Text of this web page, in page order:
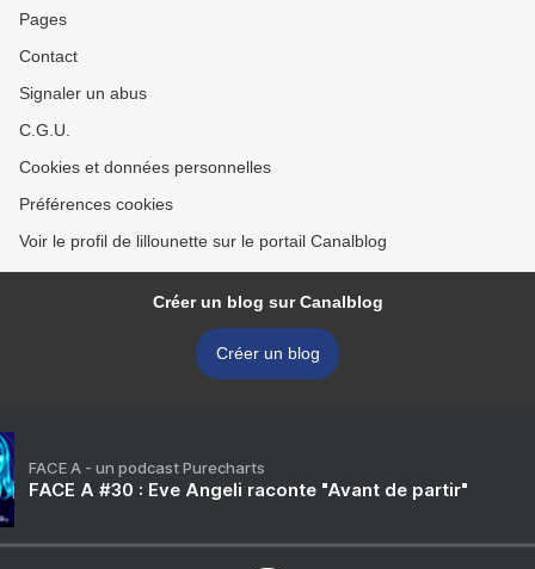
Pages
Contact
Signaler un abus
C.G.U.
Cookies et données personnelles
Préférences cookies
Voir le profil de lillounette sur le portail Canalblog
Créer un blog sur Canalblog
Créer un blog
FACE A - un podcast Purecharts
FACE A #30 : Eve Angeli raconte "Avant de partir"